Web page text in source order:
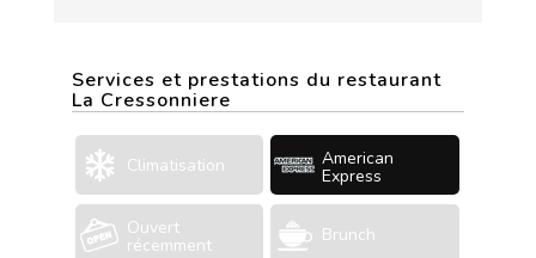
Services et prestations du restaurant
La Cressonniere
Climatisation American
Express
Ouvert
récemment Brunch